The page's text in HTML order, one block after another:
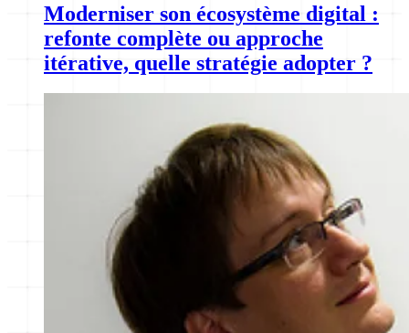
Moderniser son écosystème digital :
refonte complète ou approche
itérative, quelle stratégie adopter ?